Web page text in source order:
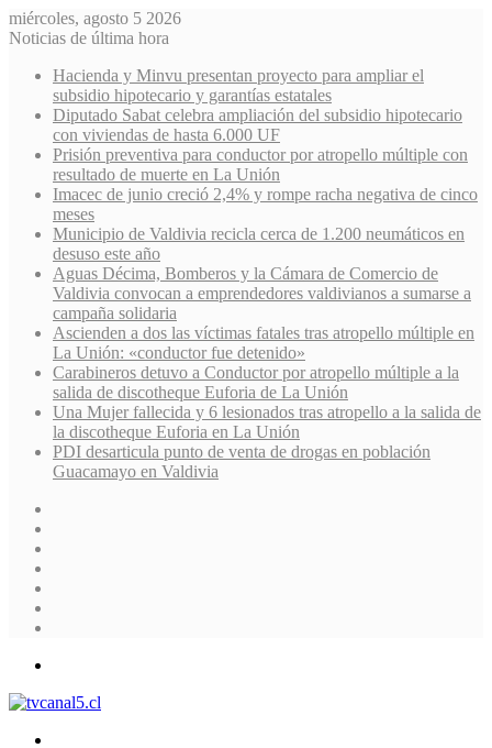
miércoles, agosto 5 2026
Noticias de última hora
Hacienda y Minvu presentan proyecto para ampliar el
subsidio hipotecario y garantías estatales
Diputado Sabat celebra ampliación del subsidio hipotecario
con viviendas de hasta 6.000 UF
Prisión preventiva para conductor por atropello múltiple con
resultado de muerte en La Unión
Imacec de junio creció 2,4% y rompe racha negativa de cinco
meses
Municipio de Valdivia recicla cerca de 1.200 neumáticos en
desuso este año
Aguas Décima, Bomberos y la Cámara de Comercio de
Valdivia convocan a emprendedores valdivianos a sumarse a
campaña solidaria
Ascienden a dos las víctimas fatales tras atropello múltiple en
La Unión: «conductor fue detenido»
Carabineros detuvo a Conductor por atropello múltiple a la
salida de discotheque Euforia de La Unión
Una Mujer fallecida y 6 lesionados tras atropello a la salida de
la discotheque Euforia en La Unión
PDI desarticula punto de venta de drogas en población
Guacamayo en Valdivia